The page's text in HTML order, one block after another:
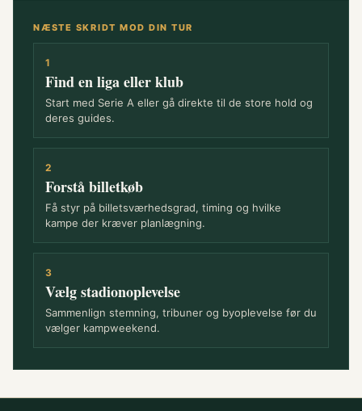
NÆSTE SKRIDT MOD DIN TUR
1
Find en liga eller klub
Start med Serie A eller gå direkte til de store hold og
deres guides.
2
Forstå billetkøb
Få styr på billetsværhedsgrad, timing og hvilke
kampe der kræver planlægning.
3
Vælg stadionoplevelse
Sammenlign stemning, tribuner og byoplevelse før du
vælger kampweekend.